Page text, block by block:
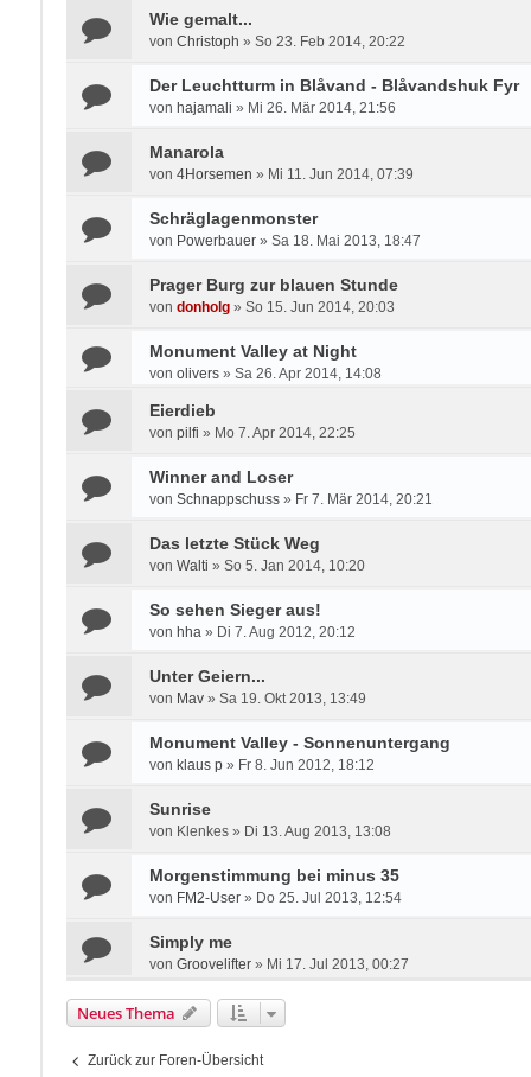
Wie gemalt...
von Christoph » So 23. Feb 2014, 20:22
Der Leuchtturm in Blåvand - Blåvandshuk Fyr
von hajamali » Mi 26. Mär 2014, 21:56
Manarola
von 4Horsemen » Mi 11. Jun 2014, 07:39
Schräglagenmonster
von Powerbauer» Sa 18. Mai 2013, 18:47
Prager Burg zur blauen Stunde
von donholg» So 15. Jun 2014, 20:03
Monument Valley at Night
von olivers» Sa 26. Apr 2014, 14:08
Eierdieb
von pilfi » Mo 7. Apr 2014, 22:25
Winner and Loser
von Schnappschuss» Fr 7. Mär 2014, 20:21
Das letzte Stück Weg
von Walti » So 5. Jan 2014, 10:20
So sehen Sieger aus!
von hha» Di 7. Aug 2012, 20:12
Unter Geiern...
von Mav» Sa 19. Okt 2013, 13:49
Monument Valley - Sonnenuntergang
von klaus p» Fr 8. Jun 2012, 18:12
Sunrise
von Klenkes» Di 13. Aug 2013, 13:08
Morgenstimmung bei minus 35
von FM2-User» Do 25. Jul 2013, 12:54
Simply me
von Groovelifter» Mi 17. Jul 2013, 00:27
Neues Thema
Zurück zur Foren-Übersicht